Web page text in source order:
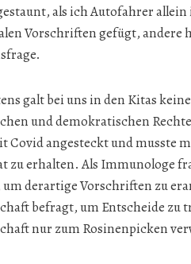
als ich Autofahrer
Vorschriften gefügt, andere
galt bei uns in den Kitas
und demokratischen
Covid angesteckt und musste
zu erhalten. Als Immunologe
derartige Vorschriften zu
befragt, um Entscheide zu
nur zum Rosinenpicken